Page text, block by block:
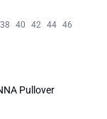
38 40 42 44 46
Pullover